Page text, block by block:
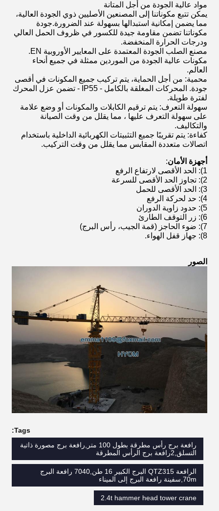
مواد عالية الجودة من أجل المتانة
يمكن تتبع مكوناتنا إلى المصنعين الأصليين ذوي الجودة العالية،
مما يضمن إمكانية استبدالها بسهولة عند الضرورة.جودة
مكوناتنا تضمن مقاومة جيدة للكسور في ظروف الحمل العالي
ودرجات الحرارة المنخفضة.
مصنع الصلب الجودة المعتمدة على المعايير الأوروبية EN.
مكونات عالية الجودة من الموردين ممثلة في جميع أنحاء
العالم.
محمية: من أجل الحماية، يتم تركيب جميع المكونات في أقصى
جودة. المحركات المغلقة بالكامل - IP55 - تضمن عزل المحرك
لفترة طويلة.
سهولة التعرف: يتم ترقيم الكابلات والمكونات أو وضع علامة
على سهولة التعرف عليها ، مما يقلل من وقت الصيانة
والتكاليف.
كفاءة: يتم تقريبًا جميع التثبيتات الكهربائية الداخلية باستخدام
اتصالات متعددة المقابس مما يقلل من وقت التركيب.
أجهزة الأمان:
1) : الحد الأقصى لارتفاع الرفع
2) : تجاوز الحد الأقصى للسرعة
3) : الحد الأقصى للحمل
4) : حد لحركة الرفع
5) : حدود زاوية الدوران
6): زر التوقف الطارئ
7) : ضوء الحاجز (قمة الجيب، رأس البرج)
8): جهاز قفل الهواء.
الصور
Tags:
رافعة برج رأس مطرقة بطول 100 متر,رافعة برج مصورة ذاتية
التسلق,2رافعة برج الرأس المطرقة
الرافعة QTZ315 البرج الكبير 16 طن,7040 رافعة البرج
70m,سفينة رافعة البرج إلى الميناء
2.4t hammer head tower crane